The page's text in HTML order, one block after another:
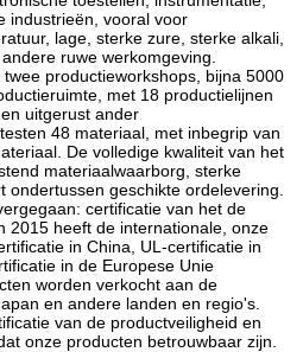
industrieën, vooral voor
lage, sterke zure, sterke alkali,
ruwe werkomgeving.
productieworkshops, bijna 5000
met 18 productielijnen
uitgerust ander
48 materiaal, met inbegrip van
De volledige kwaliteit van het
materiaalwaarborg, sterke
ondertussen geschikte ordelevering.
certificatie van het de
2015 heeft de internationale, onze
in China, UL-certificatie in
in de Europese Unie
worden verkocht aan de
en andere landen en regio's.
van de productveiligheid en
onze producten betrouwbaar zijn.